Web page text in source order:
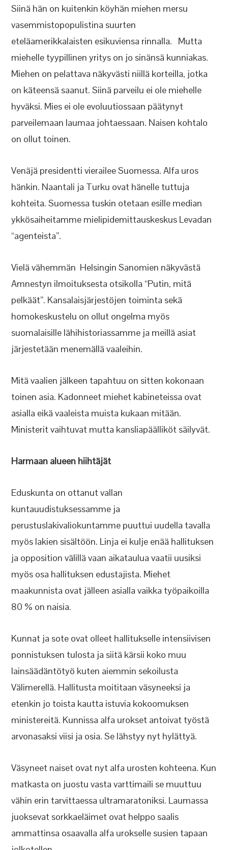
Siinä hän on kuitenkin köyhän miehen mersu
vasemmistopopulistina suurten
eteläamerikkalaisten esikuviensa rinnalla. Mutta
miehelle tyypillinen yritys on jo sinänsä kunniakas.
Miehen on pelattava näkyvästi niillä korteilla, jotka
on käteensä saanut. Siinä parveilu ei ole miehelle
hyväksi. Mies ei ole evoluutiossaan päätynyt
parveilemaan laumaa johtaessaan. Naisen kohtalo
on ollut toinen.
Venäjä presidentti vierailee Suomessa. Alfa uros
hänkin. Naantali ja Turku ovat hänelle tuttuja
kohteita. Suomessa tuskin otetaan esille median
ykkösaiheitamme mielipidemittauskeskus Levadan
“agenteista”.
Vielä vähemmän Helsingin Sanomien näkyvästä
Amnestyn ilmoituksesta otsikolla “Putin, mitä
pelkäät”. Kansalaisjärjestöjen toiminta sekä
homokeskustelu on ollut ongelma myös
suomalaisille lähihistoriassamme ja meillä asiat
järjestetään menemällä vaaleihin.
Mitä vaalien jälkeen tapahtuu on sitten kokonaan
toinen asia. Kadonneet miehet kabineteissa ovat
asialla eikä vaaleista muista kukaan mitään.
Ministerit vaihtuvat mutta kansliapäälliköt säilyvät.
Harmaan alueen hiihtäjät
Eduskunta on ottanut vallan
kuntauudistuksessamme ja
perustuslakivaliokuntamme puuttui uudella tavalla
myös lakien sisältöön. Linja ei kulje enää hallituksen
ja opposition välillä vaan aikataulua vaatii uusiksi
myös osa hallituksen edustajista. Miehet
maakunnista ovat jälleen asialla vaikka työpaikoilla
80 % on naisia.
Kunnat ja sote ovat olleet hallitukselle intensiivisen
ponnistuksen tulosta ja siitä kärsii koko muu
lainsäädäntötyö kuten aiemmin sekoilusta
Välimerellä. Hallitusta moititaan väsyneeksi ja
etenkin jo toista kautta istuvia kokoomuksen
ministereitä. Kunnissa alfa urokset antoivat työstä
arvonasaksi viisi ja osia. Se lähstyy nyt hylättyä.
Väsyneet naiset ovat nyt alfa urosten kohteena. Kun
matkasta on juostu vasta varttimaili se muuttuu
vähin erin tarvittaessa ultramaratoniksi. Laumassa
juoksevat sorkkaeläimet ovat helppo saalis
ammattinsa osaavalla alfa urokselle susien tapaan